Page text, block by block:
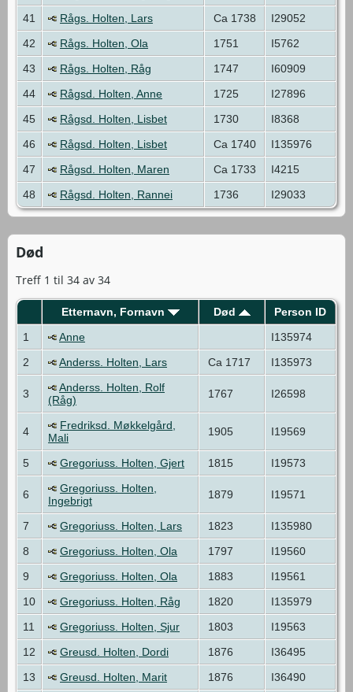
41
Rågs. Holten, Lars Ca 1738
I29052
42
Rågs. Holten, Ola 1751
I5762
43
Rågs. Holten, Råg 1747
I60909
44
Rågsd. Holten, Anne 1725
I27896
45
Rågsd. Holten, Lisbet 1730
I8368
46
Rågsd. Holten, Lisbet Ca 1740
I135976
47
Rågsd. Holten, Maren Ca 1733
I4215
48
Rågsd. Holten, Rannei 1736 I29033
Død
Treff 1 til 34 av 34
Etternavn, Fornavn Død
Person ID
1
Anne
I135974
2
Anderss. Holten, Lars Ca 1717 I135973
3
Anderss. Holten, Rolf
(Råg)
1767 I26598
4
Fredriksd. Møkkelgård,
Mali
1905 I19569
5 Gregoriuss. Holten, Gjert 1815 I19573
6
Gregoriuss. Holten,
Ingebrigt
1879 I19571
7 Gregoriuss. Holten, Lars 1823
I135980
8
Gregoriuss. Holten, Ola 1797
I19560
9
Gregoriuss. Holten, Ola 1883
I19561
10
Gregoriuss. Holten, Råg 1820
I135979
11
Gregoriuss. Holten, Sjur 1803
I19563
12
Greusd. Holten, Dordi 1876
I36495
13
Greusd. Holten, Marit 1876
I36490